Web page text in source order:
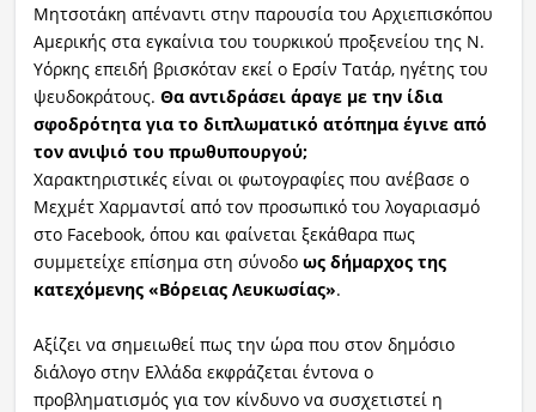
Μητσοτάκη απέναντι στην παρουσία του Αρχιεπισκόπου
Αμερικής στα εγκαίνια του τουρκικού προξενείου της Ν.
Υόρκης επειδή βρισκόταν εκεί ο Ερσίν Τατάρ, ηγέτης του
ψευδοκράτους. Θα αντιδράσει άραγε με την ίδια
σφοδρότητα για το διπλωματικό ατόπημα έγινε από
τον ανιψιό του πρωθυπουργού;
Χαρακτηριστικές είναι οι φωτογραφίες που ανέβασε ο
Μεχμέτ Χαρμαντσί από τον προσωπικό του λογαριασμό
στο Facebook, όπου και φαίνεται ξεκάθαρα πως
συμμετείχε επίσημα στη σύνοδο ως δήμαρχος της
κατεχόμενης «Βόρειας Λευκωσίας».
Αξίζει να σημειωθεί πως την ώρα που στον δημόσιο
διάλογο στην Ελλάδα εκφράζεται έντονα ο
προβληματισμός για τον κίνδυνο να συσχετιστεί η